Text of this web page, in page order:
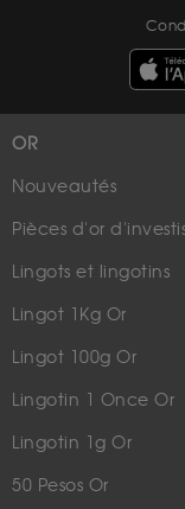
OR
Nouveautés
Pièces d'or
Lingots et lingotins
Lingot 1Kg Or
Lingot 100g Or
Lingotin 1 Once Or
Lingotin 1g Or
50 Pesos Or